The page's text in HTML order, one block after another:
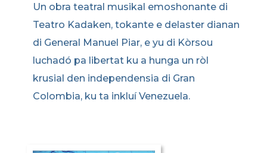
Un obra teatral musikal emoshonante di
Teatro Kadaken, tokante e delaster dianan
di General Manuel Piar, e yu di Kòrsou
luchadó pa libertat ku a hunga un ròl
krusial den independensia di Gran
Colombia, ku ta inkluí Venezuela.